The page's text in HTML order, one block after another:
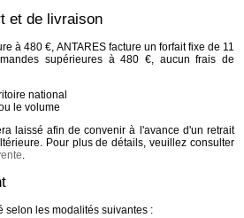
et de livraison
à 480 €, ANTARES facture un forfait fixe de 11
supérieures à 480 €, aucun frais de
national
le volume
laissé afin de convenir à l'avance d'un retrait
Pour plus de détails, veuillez consulter
.
selon les modalités suivantes :